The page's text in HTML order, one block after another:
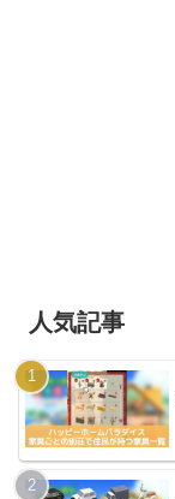
人気記事